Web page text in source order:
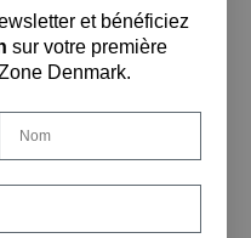
et bénéficiez
sur votre première
Denmark.
Nom